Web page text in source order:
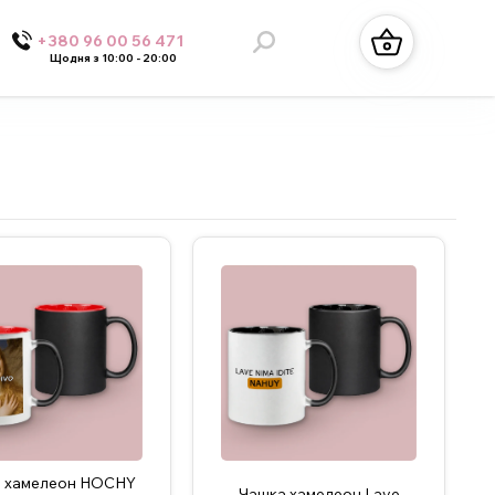
+380 96 00 56 471
Щодня з 10:00 - 20:00
HOCHY